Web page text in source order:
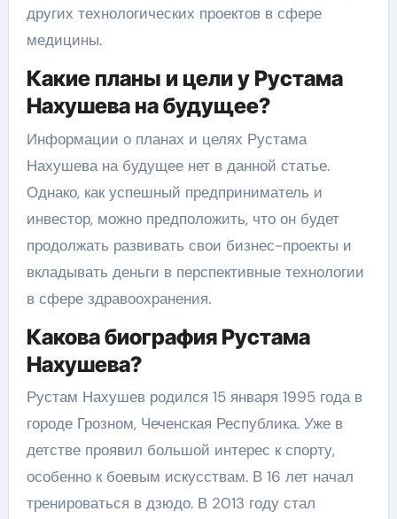
других технологических проектов в сфере
медицины.
Какие планы и цели у Рустама
Нахушева на будущее?
Информации о планах и целях Рустама
Нахушева на будущее нет в данной статье.
Однако, как успешный предприниматель и
инвестор, можно предположить, что он будет
продолжать развивать свои бизнес-проекты и
вкладывать деньги в перспективные технологии
в сфере здравоохранения.
Какова биография Рустама
Нахушева?
Рустам Нахушев родился 15 января 1995 года в
городе Грозном, Чеченская Республика. Уже в
детстве проявил большой интерес к спорту,
особенно к боевым искусствам. В 16 лет начал
тренироваться в дзюдо. В 2013 году стал